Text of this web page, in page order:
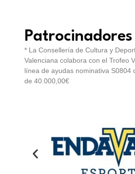
Patrocinadores
* La Consellería de Cultura y
Valenciana colabora con el Trofeo
línea de ayudas nominativa S0804
de 40.000,00€